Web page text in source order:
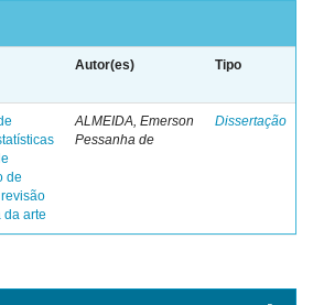
Autor(es) Tipo
de
da arte
ALMEIDA, Emerson
Pessanha de
Dissertação